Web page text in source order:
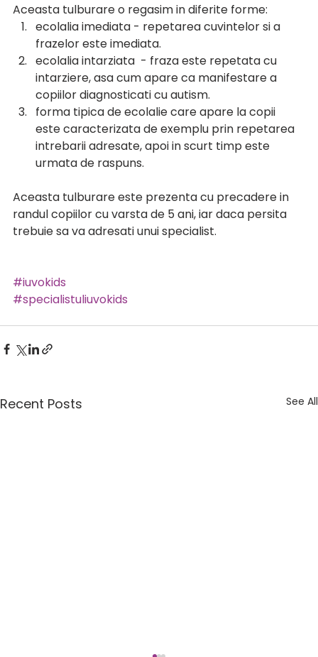
Aceasta tulburare o regasim in diferite forme:
ecolalia imediata - repetarea cuvintelor si a
frazelor este imediata.
ecolalia intarziata  - fraza este repetata cu
intarziere, asa cum apare ca manifestare a
copiilor diagnosticati cu autism.
forma tipica de ecolalie care apare la copii
este caracterizata de exemplu prin repetarea
intrebarii adresate, apoi in scurt timp este
urmata de raspuns.
Aceasta tulburare este prezenta cu precadere in
randul copiilor cu varsta de 5 ani, iar daca persita
trebuie sa va adresati unui specialist.
#iuvokids
#specialistuliuvokids
Recent Posts See All